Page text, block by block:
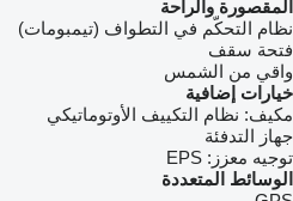
المقصورة والراحة
نظام التحكّم في التطواف (تيمبومات)
فتحة سقف
واقي من الشمس
خيارات إضافية
مكيف: نظام التكييف الأوتوماتيكي
جهاز التدفئة
توجيه معزز: EPS
الوسائط المتعددة